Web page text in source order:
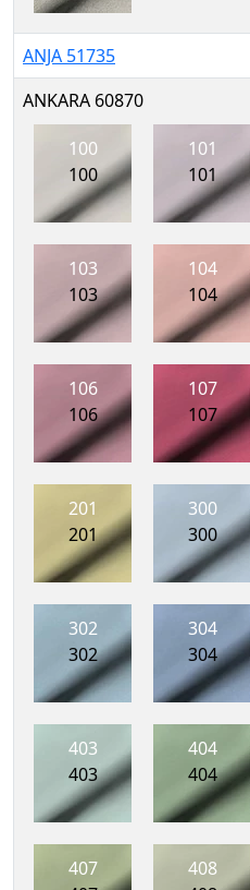
ANJA 51735
ANKARA 60870
100
100
101
101
103
103
104
104
106
106
107
107
201
201
300
300
302
302
304
304
403
403
404
404
407
408